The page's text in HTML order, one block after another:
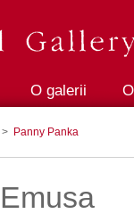
O galerii
> Panny Panka
Emusa